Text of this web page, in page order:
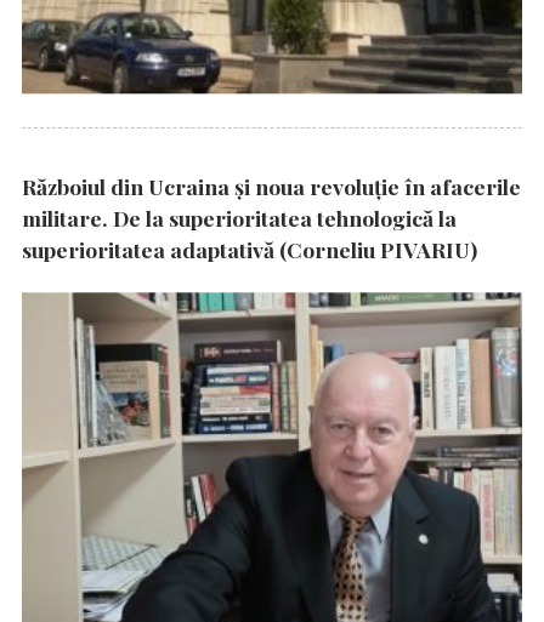
Războiul din Ucraina și noua revoluție în afacerile
militare. De la superioritatea tehnologică la
superioritatea adaptativă (Corneliu PIVARIU)